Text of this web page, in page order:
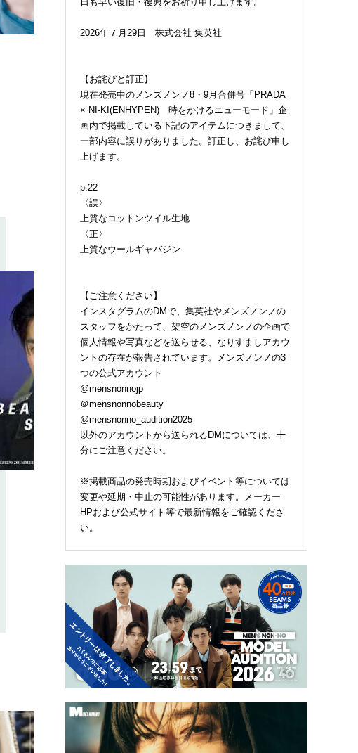
2026年７月29日 株式会社 集英社
【お詫びと訂正】
現在発売中のメンズノンノ8・9月合併号「PRADA
× NI-KI(ENHYPEN) 時をかけるニューモード」企
画内で掲載している下記のアイテムにつきまして、
一部内容に誤りがありました。訂正し、お詫び申し
上げます。
p.22
〈誤〉
上質なコットンツイル生地
〈正〉
上質なウールギャバジン
【ご注意ください】
インスタグラムのDMで、集英社やメンズノンノの
スタッフをかたって、架空のメンズノンノの企画で
個人情報や写真などを送らせる、なりすましアカウ
ントの存在が報告されています。メンズノンノの3
つの公式アカウント
@mensnonnojp
＠mensnonnobeauty
@mensnonno_audition2025
以外のアカウントから送られるDMについては、十
分にご注意ください。
※掲載商品の発売時期およびイベント等については
変更や延期・中止の可能性があります。メーカー
HPおよび公式サイト等で最新情報をご確認くださ
い。